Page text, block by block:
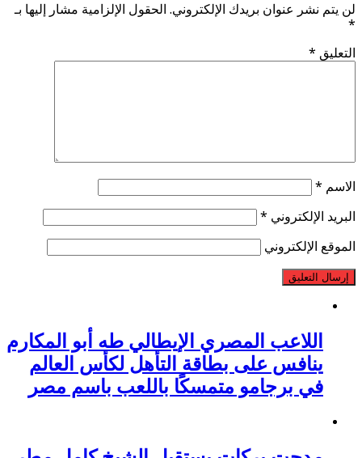
لن يتم نشر عنوان بريدك الإلكتروني. الحقول الإلزامية مشار إليها بـ
*
التعليق *
الاسم *
البريد الإلكتروني *
الموقع الإلكتروني
اللاعب المصري الإيطالي طه أبو المكارم
ينافس على بطاقة التأهل لكأس العالم
في برجامو متمسكًا باللعب باسم مصر